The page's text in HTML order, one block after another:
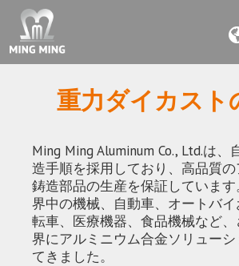
重力ダイカスト
Ming Ming Aluminum Co., Ltd.は、
造手順を採用しており、高品質
鋳造部品の生産を保証していま
界中の機械、自動車、オートバ
転車、医療機器、食品機械など
界にアルミニウム合金ソリュー
てきました。